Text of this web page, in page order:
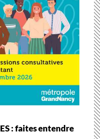
: faites entendre